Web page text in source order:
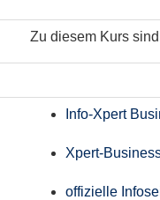
Zu diesem Kurs
Info-Xpert
Xpert-
offizielle